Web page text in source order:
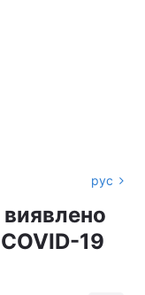
рус
19